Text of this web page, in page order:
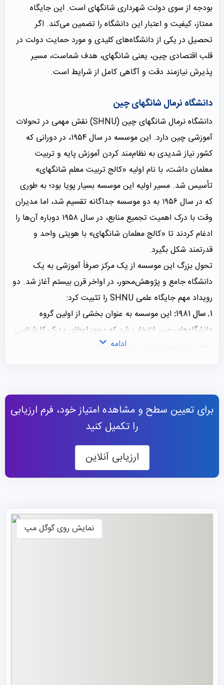
بودجه از سوی دولت شهرداری شانگهای است. این جایگاه
ممتاز، کیفیت و اعتبار این دانشگاه را تضمین می‌کند. اگر
تحصیل در یکی از دانشگاه‌های کلیدی و مورد حمایت دولت در
قلب اقتصادی چین، یعنی شانگهای، هدف شماست، مسیر
پذیرش نیازمند دقت و آگاهی کامل از شرایط است.
دانشگاه نرمال شانگهای چین
دانشگاه نرمال شانگهای چین (SHNU) نقش مهمی در تحولات
آموزشی چین دارد. این موسسه در سال ۱۹۵۴، در دورانی که
کشور نیاز شدیدی به نظام‌مند کردن آموزش پایه و تربیت
معلمان داشت، با نام اولیه «کالج تربیت معلم شانگهای»
تأسیس شد. مسیر اولیه این موسسه بسیار پویا بود؛ به طوری
که در سال ۱۹۵۶ به دو موسسه جداگانه تقسیم شد، اما مدیران
وقت با درک اهمیت تجمیع منابع، در سال ۱۹۵۸ دوباره آن‌ها را
ادغام کردند تا «کالج معلمان شانگهای» با هویتی واحد و
قدرتمند شکل بگیرد.
تحول بزرگ این موسسه از یک مرکز صرفاً آموزشی به یک
دانشگاه جامع و پژوهش‌محور، در اواخر قرن بیستم آغاز شد. دو
رویداد مهم جایگاه علمی SHNU را تثبیت کرد:
۱. سال ۱۹۸۱:
این موسسه به عنوان بخشی از اولین گروه
دانشگاه‌های چین انتخاب شد که مجوز اعطای مدرک کارشناسی
ارشد را از شورای دولتی دریافت کردند.
پژوهشی آن توسط دولت مرکزی بود.
آنچه امروز به عنوان دانشگاه SHNU می‌شناسیم، حاصل
است. این موسسه برای گسترش دامنه فعالیت‌های خود،
موسسات مختلفی را جذب کرد:
ادغام با کالج فنی (۱۹۹۴):
اضافه شدن رشته‌های مهندسی و
هنر شینگ‌ژی (Xingzhi)، موسسه گردشگری شانگهای و
ادامه
برای تعیین سطح و مشاهده امتیاز خود، فرم ارزیابی
را تکمیل کنید
ارزیابی آنلاین
نمایش روی گوگل مپ